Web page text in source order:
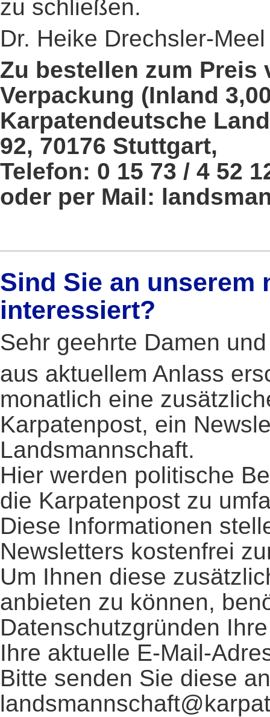
zu schließen.
Dr. Heike Drechsler-Meel
Zu bestellen zum Preis
Verpackung (Inland
Karpatendeutsche
92, 70176 Stuttgart,
Telefon: 0 15 73 / 4 52
oder per Mail:
Sind Sie an unserem
interessiert?
Sehr geehrte Damen
aus aktuellem Anlass
monatlich eine
Karpatenpost, ein
Landsmannschaft.
Hier werden politische
die Karpatenpost zu
Diese Informationen
Newsletters kostenfrei
Um Ihnen diese
anbieten zu können,
Datenschutzgründen
Ihre aktuelle E-Mail-
Bitte senden Sie diese